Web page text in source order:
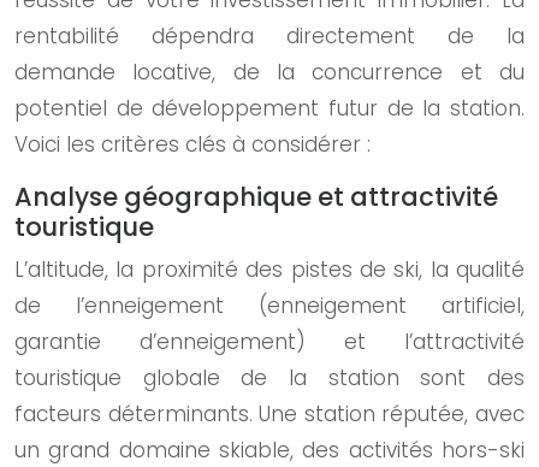
rentabilité dépendra directement de la
demande locative, de la concurrence et du
potentiel de développement futur de la station.
Voici les critères clés à considérer :
Analyse géographique et attractivité
touristique
L’altitude, la proximité des pistes de ski, la qualité
de l’enneigement (enneigement artificiel,
garantie d’enneigement) et l’attractivité
touristique globale de la station sont des
facteurs déterminants. Une station réputée, avec
un grand domaine skiable, des activités hors-ski